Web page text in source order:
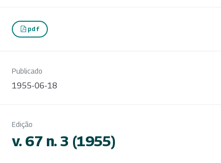
pdf
Publicado
1955-06-18
Edição
v. 67 n. 3 (1955)